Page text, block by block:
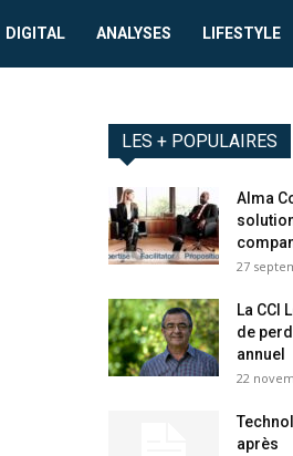
DIGITAL ANALYSES LIFESTYLE
LES + POPULAIRES
Alma
27
La CCI
de
annuel
22
après